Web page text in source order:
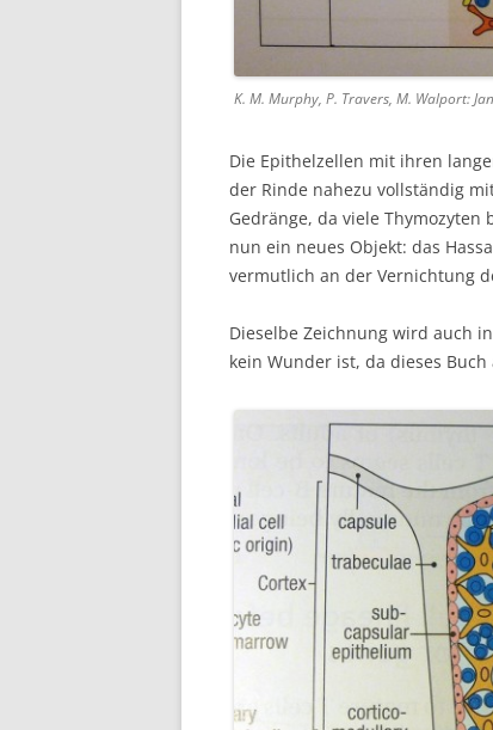
K. M. Murphy, P. Travers, M. Walport:
Die Epithelzellen mit ihren
der Rinde nahezu vollständig
Gedränge, da viele
nun ein neues Objekt: das
vermutlich an der Vernichtung
Dieselbe Zeichnung wird auch
kein Wunder ist, da dieses Buch